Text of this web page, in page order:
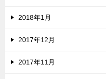
2018年1月
2017年12月
2017年11月